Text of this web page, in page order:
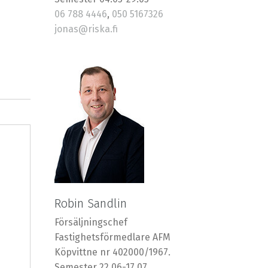
06 788 4446, 050 5167326
jonas@riska.fi
Robin Sandlin
Försäljningschef
Fastighetsförmedlare AFM
Köpvittne nr 402000/1967.